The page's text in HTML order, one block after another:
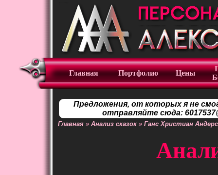
Главная Портфолио Цены
Предложения, от которых я не
отправляйте сюда:
Главная » Анализ сказок » Ганс Христиан